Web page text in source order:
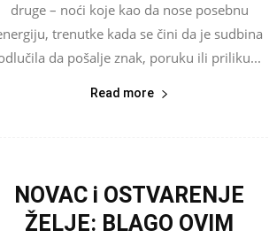
druge – noći koje kao da nose posebnu
trenutke kada se čini da je sudbina
da pošalje znak, poruku ili priliku...
Read more
NOVAC i OSTVARENJE
ŽELJE: BLAGO OVIM